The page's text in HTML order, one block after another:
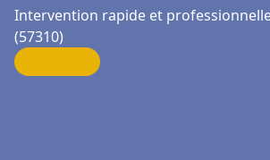
Intervention rapide et
(57310)